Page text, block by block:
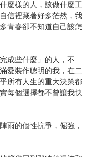
麼樣的人，該做什麼工
信裡藏著好多茫然，我
青春卻不知道自己該怎
成些什麼」的人，不
愛裝作聰明的我，在二
所有人生的重大決策都
每個選擇都不曾讓我快
雨的個性抗爭，倔強，